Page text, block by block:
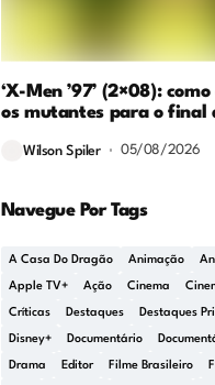
‘X-Men ’97’ (2×08):
os mutantes para o final
Wilson Spiler 05/08/2026
Navegue Por Tags
A Casa Do Dragão Animação
Apple TV+ Ação Cinema
Críticas Destaques Destaques
Disney+ Documentário
Drama Editor Filme Brasileiro